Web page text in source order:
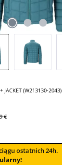
JACKET (W213130-2043)
€
ostatnich 24h.